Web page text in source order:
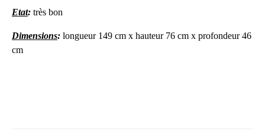
Etat: très bon
Dimensions: longueur 149 cm x hauteur 76 cm x profondeur 46
cm